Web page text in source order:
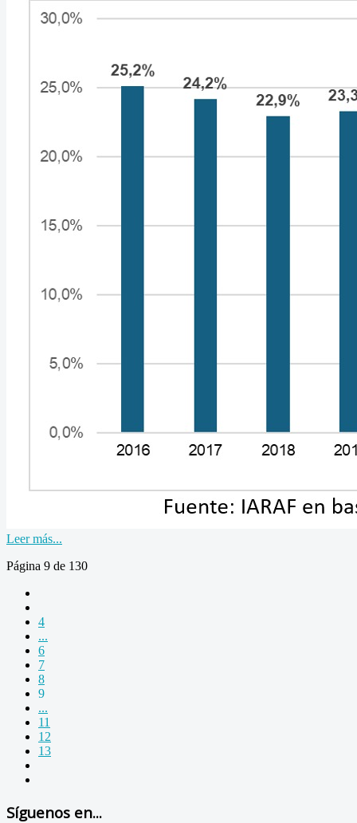
Leer más...
Página 9 de 130
4
...
6
7
8
9
...
11
12
13
Síguenos en...